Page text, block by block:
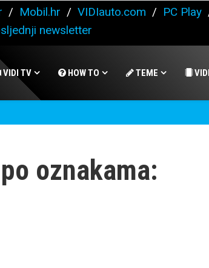
/ Mobil.hr / VIDIauto.com / PC Play
newsletter
VIDI TV HOW TO TEME
oznakama: